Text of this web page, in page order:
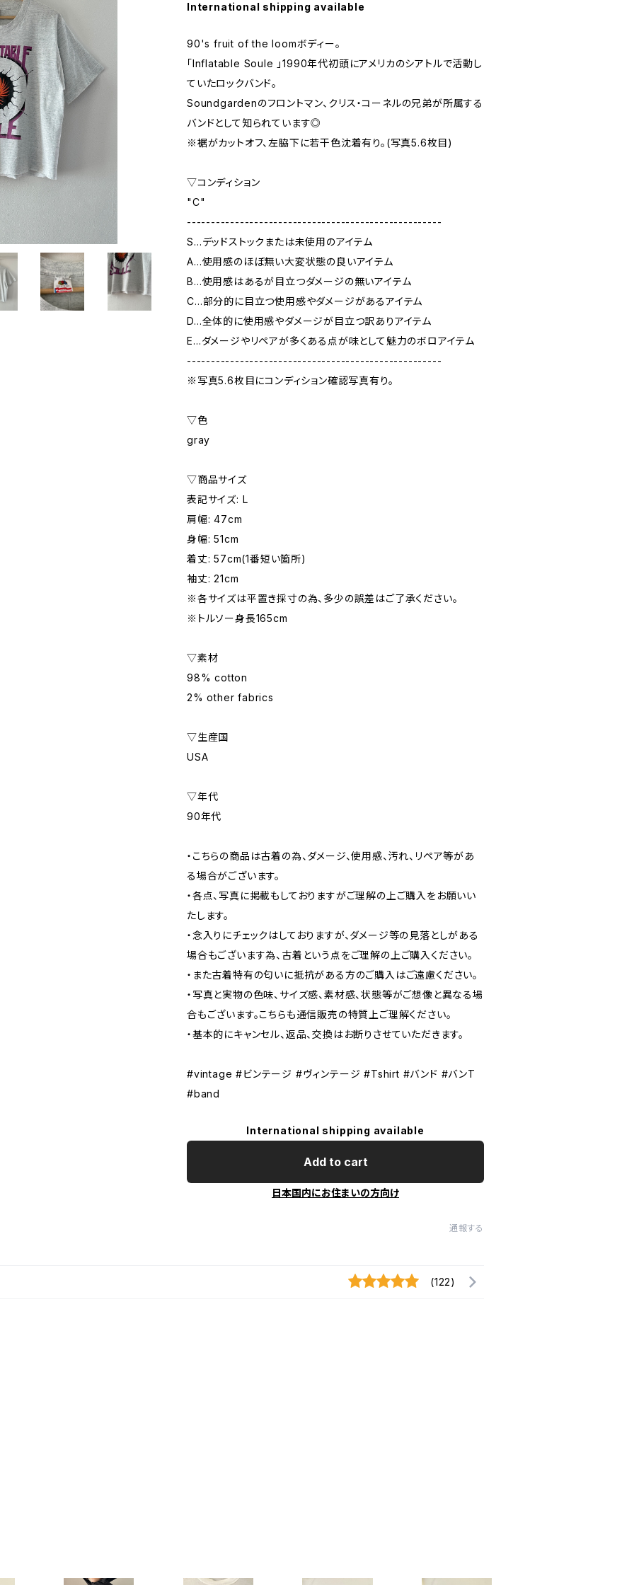
International shipping available
90's fruit of the loomボディー。
「Inflatable Soule 」1990年代初頭にアメリカのシアトルで活動し
ていたロックバンド。
Soundgardenのフロントマン、クリス・コーネルの兄弟が所属する
バンドとして知られています◎
※裾がカットオフ、左脇下に若干色沈着有り。(写真5.6枚目)
▽コンディション
"C"
-----------------------------------------------------
S…デッドストックまたは未使用のアイテム
A…使用感のほぼ無い大変状態の良いアイテム
B…使用感はあるが目立つダメージの無いアイテム
C…部分的に目立つ使用感やダメージがあるアイテム
D…全体的に使用感やダメージが目立つ訳ありアイテム
E…ダメージやリペアが多くある点が味として魅力のボロアイテム
-----------------------------------------------------
※写真5.6枚目にコンディション確認写真有り。
▽色
gray
▽商品サイズ
表記サイズ: L
肩幅: 47cm
身幅: 51cm
着丈: 57cm(1番短い箇所)
袖丈: 21cm
※各サイズは平置き採寸の為、多少の誤差はご了承ください。
※トルソー身長165cm
▽素材
98% cotton
2% other fabrics
▽生産国
USA
▽年代
90年代
・こちらの商品は古着の為、ダメージ、使用感、汚れ、リペア等があ
る場合がございます。
・各点、写真に掲載もしておりますがご理解の上ご購入をお願いい
たします。
・念入りにチェックはしておりますが、ダメージ等の見落としがある
場合もございます為、古着という点をご理解の上ご購入ください。
・また古着特有の匂いに抵抗がある方のご購入はご遠慮ください。
・写真と実物の色味、サイズ感、素材感、状態等がご想像と異なる場
合もございます。こちらも通信販売の特質上ご理解ください。
・基本的にキャンセル、返品、交換はお断りさせていただきます。
#vintage #ビンテージ #ヴィンテージ #Tshirt #バンド #バンT
#band
International shipping available
Add to cart
日本国内にお住まいの方向け
通報する
(122)